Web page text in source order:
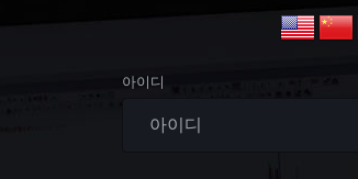
아이디